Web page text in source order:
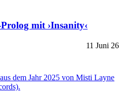
mit ›Insanity‹
11 Juni 26